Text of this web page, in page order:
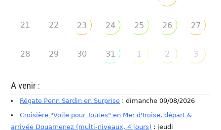
21 22 23 24 25 26 27
28 29 30 31 1 2 3
A venir :
Régate Penn Sardin en Surprise : dimanche 09/08/2026
Croisière "Voile pour Toutes" en Mer d'Iroise, départ &
arrivée Douarnenez (multi-niveaux, 4 jours) : jeudi